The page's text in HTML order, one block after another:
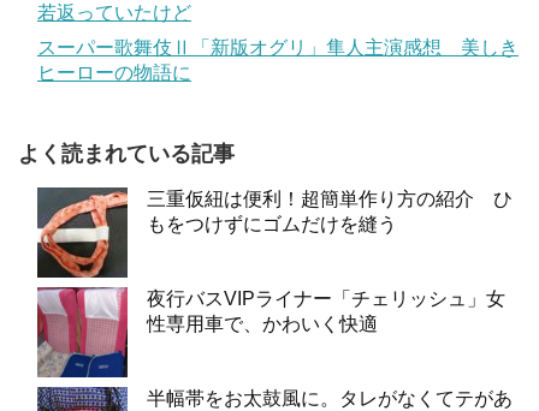
若返っていたけど
スーパー歌舞伎Ⅱ「新版オグリ」隼人主演感想 美しき
ヒーローの物語に
よく読まれている記事
三重仮紐は便利！超簡単作り方の紹介 ひ
もをつけずにゴムだけを縫う
夜行バスVIPライナー「チェリッシュ」女
性専用車で、かわいく快適
半幅帯をお太鼓風に。タレがなくてテがあ